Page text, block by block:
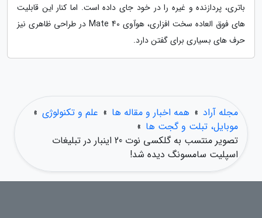
باتری، پردازنده و غیره را در خود جای داده است. اما کنار این قابلیت
های فوق العاده سخت افزاری، هوآوی Mate 40 در طراحی ظاهری نیز
حرف های بسیاری برای گفتن دارد.
مجله آراد » همه اخبار و مقاله ها » علم و تکنولوژی »
موبایل، تبلت و گجت ها »
تصویر منتسب به گلکسی نوت 20 اینبار در تبلیغات
اسپلیت سامسونگ دیده شد!